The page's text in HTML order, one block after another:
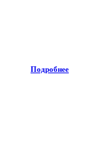
Подробнее